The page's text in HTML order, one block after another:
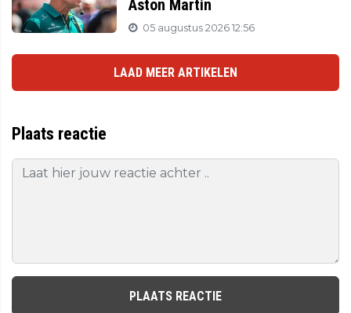
Aston Martin
05 augustus 2026 12:56
LAAD MEER ARTIKELEN
Plaats reactie
PLAATS REACTIE